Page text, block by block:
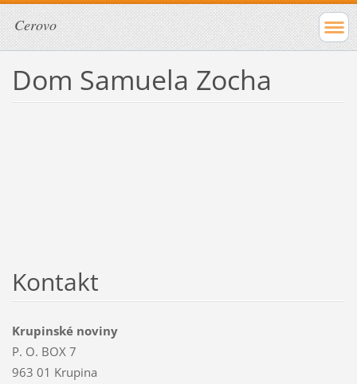
Cerovo
Dom Samuela Zocha
Kontakt
Krupinské noviny
P. O. BOX 7
963 01 Krupina